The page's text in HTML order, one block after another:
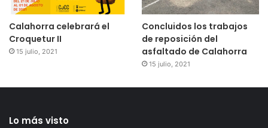
Calahorra celebrará el
Croquetur II
15 julio, 2021
Concluidos los trabajos
de reposición del
asfaltado de Calahorra
15 julio, 2021
Lo más visto